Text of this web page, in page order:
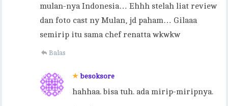
mulan-nya Indonesia… Ehhh stelah liat review
dan foto cast ny Mulan, jd paham… Gilaaa
semirip itu sama chef renatta wkwkw
Balas
besoksore
hahhaa. bisa tuh. ada mirip-miripnya.